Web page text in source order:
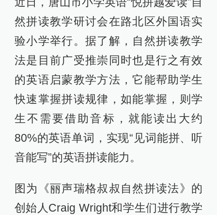
然拼读教学研讨会在路北区外国语实
验小学举行。据了解，自然拼读教学
法是目前广受推崇同时也是行之有效
的英语启蒙教学方法，它能帮助学生
快速掌握拼读规律，如能掌握，则学
生不需要借助音标，就能读出大约
80%的英语单词，实现“见词能拼、听
音能写”的英语拼读能力。
图为《丽声瑞格叔叔自然拼读法》的
创始人Craig Wright和学生们进行教学